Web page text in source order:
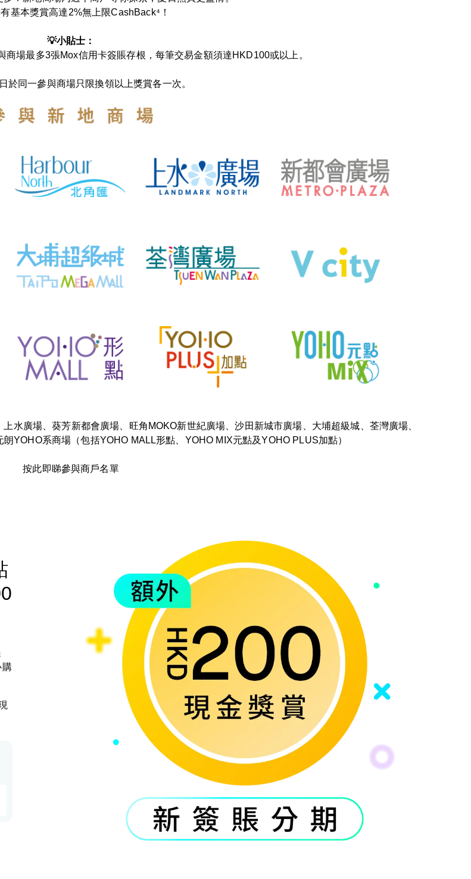
基本獎賞高達2%無上限CashBack⁴！
💡小貼士：
場最多3張Mox信用卡簽賬存根，每筆交易金額須達HKD100或以上。
於同一參與商場只限換領以上獎賞各一次。
水廣場、葵芳新都會廣場、旺角MOKO新世紀廣場、沙田新城市廣場、大埔超級城、荃灣廣場、
YOHO系商場（包括YOHO MALL形點、YOHO MIX元點及YOHO PLUS加點）
按此即睇參與商戶名單
購